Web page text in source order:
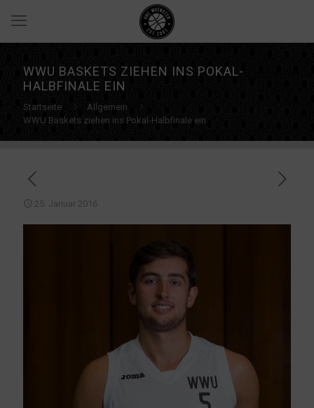
WWU BASKETS ZIEHEN INS POKAL-
HALBFINALE EIN
Startseite
Allgemein
WWU Baskets ziehen ins Pokal-Halbfinale ein
25. Januar 2016